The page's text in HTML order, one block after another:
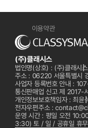
이용약관
(주)클래시스
법인명(상호) : (주)클래시스
주소 : 06220 서울특별시
사업자 등록번호 안내 :
통신판매업 신고 제 2017-
개인정보보호책임자 : 최윤
전자우편주소 :
운영 시간 : 평일 오전
3:30) 토 / 일 / 공휴일 휴무